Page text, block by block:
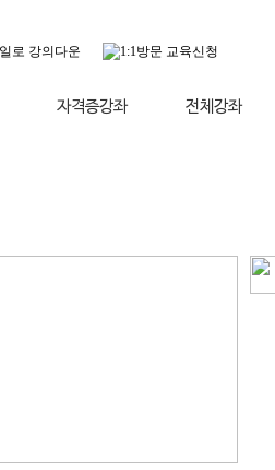
자격증강좌 전체강좌